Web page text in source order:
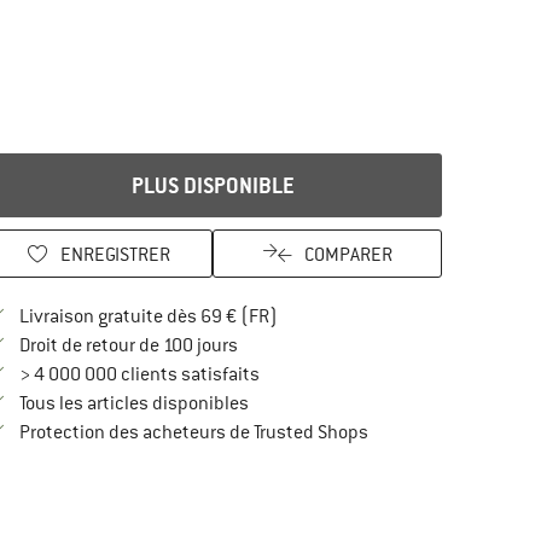
PLUS DISPONIBLE
ENREGISTRER COMPARER
Livraison gratuite dès 69 € (FR)
Droit de retour de 100 joursTrouve les informations de
> 4 000 000 clients satisfaits
Tous les articles disponibles
Protection des acheteurs de Trusted ShopsTrouve toutes les